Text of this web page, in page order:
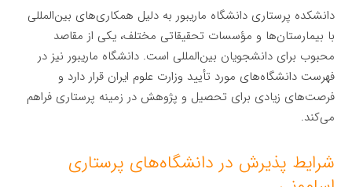
دانشکده پرستاری دانشگاه ماریبور به دلیل همکاری‌های بین‌المللی
با بیمارستان‌ها و مؤسسات تحقیقاتی مختلف، یکی از مقاصد
محبوب برای دانشجویان بین‌المللی است. دانشگاه ماریبور نیز در
فهرست دانشگاه‌های مورد تأیید وزارت علوم ایران قرار دارد و
فرصت‌های زیادی برای تحصیل و پژوهش در زمینه پرستاری فراهم
می‌کند.
شرایط پذیرش در دانشگاه‌های پرستاری